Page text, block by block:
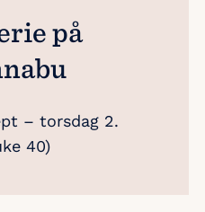
på
– torsdag 2.
40)